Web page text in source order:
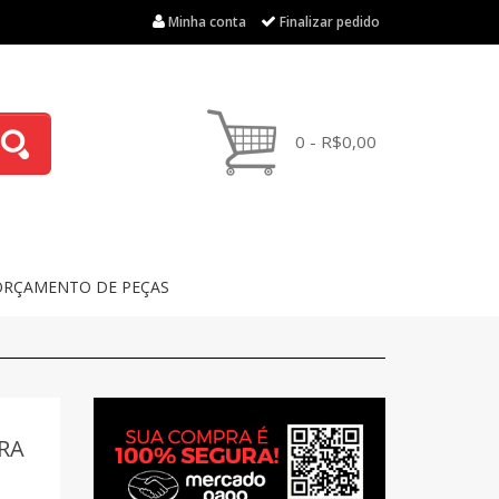
Minha conta Finalizar pedido
0 - R$0,00
DE PEÇAS